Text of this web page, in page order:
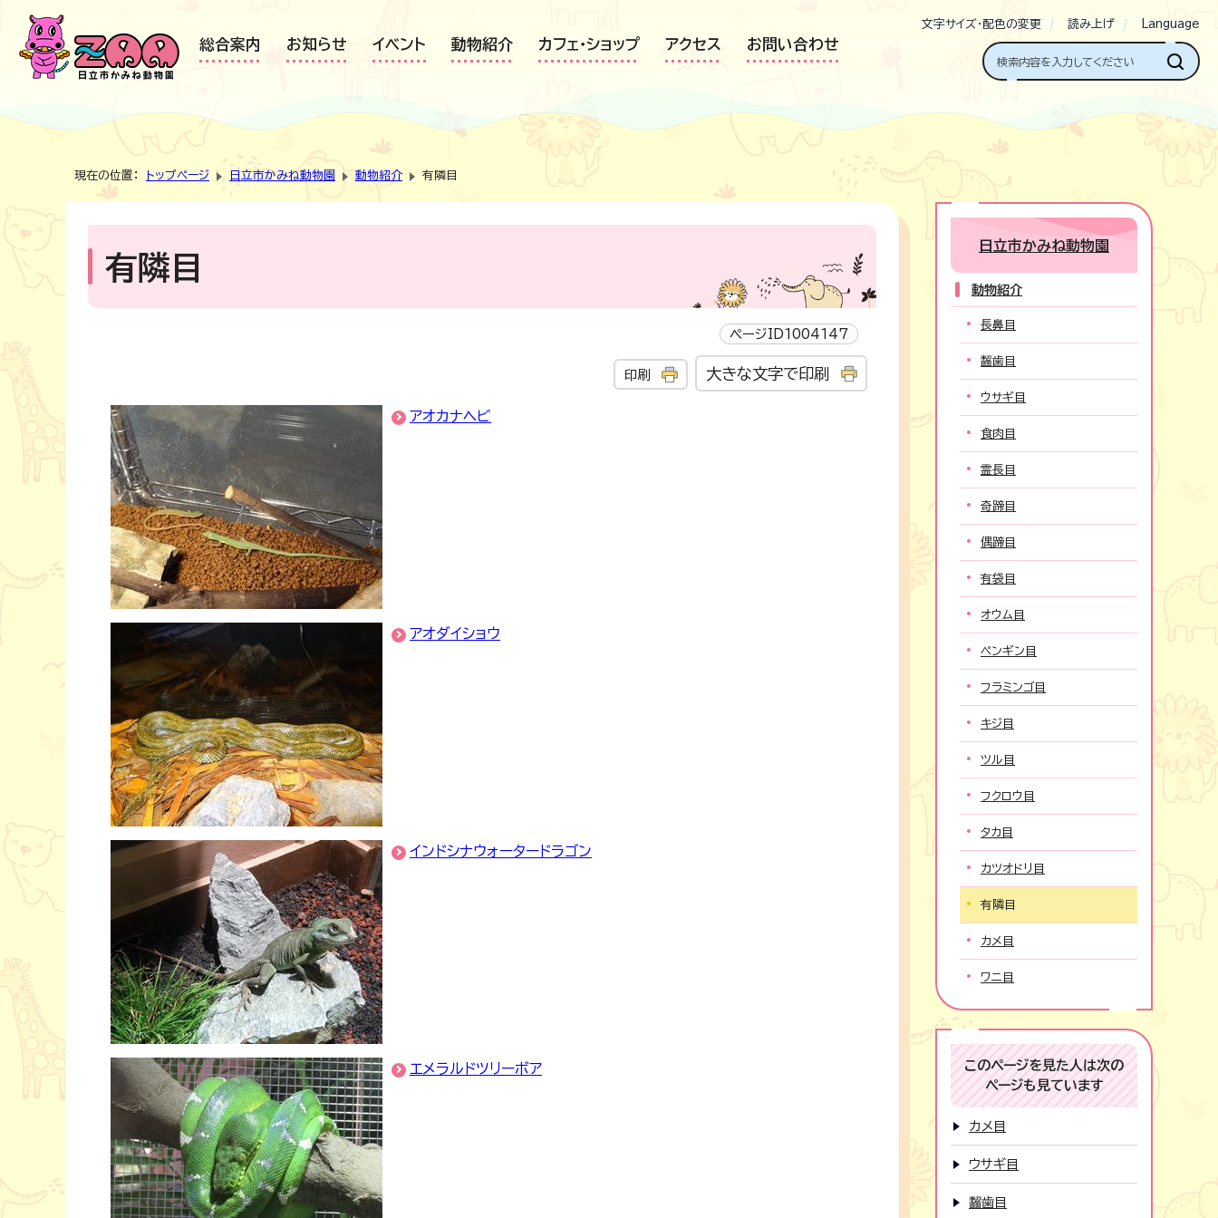
総合案内 お知らせ イベント 動物紹介 カフェ・ショップ アクセス お問い合わせ
文字サイズ・配色の変更 読み上げ Language
現在の位置： トップページ 日立市かみね動物園 動物紹介 有隣目
有隣目
ページID1004147
印刷 大きな文字で印刷
アオカナヘビ
アオダイショウ
インドシナウォータードラゴン
エメラルドツリーボア
日立市かみね動物園
動物紹介
長鼻目
齧歯目
ウサギ目
食肉目
霊長目
奇蹄目
偶蹄目
有袋目
オウム目
ペンギン目
フラミンゴ目
キジ目
ツル目
フクロウ目
タカ目
カツオドリ目
有隣目
カメ目
ワニ目
このページを見た人は次の
ページも見ています
カメ目
ウサギ目
齧歯目